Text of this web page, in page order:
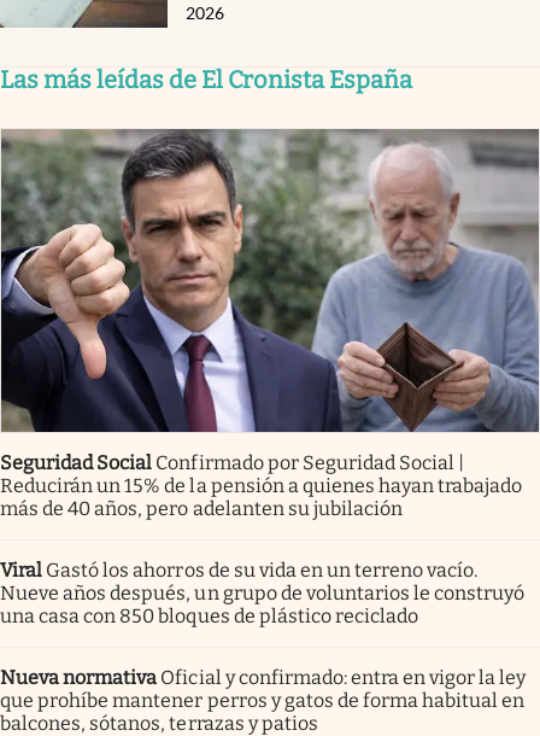
2026
Las más leídas de El Cronista España
Seguridad Social Confirmado por Seguridad Social |
Reducirán un 15% de la pensión a quienes hayan trabajado
más de 40 años, pero adelanten su jubilación
Viral Gastó los ahorros de su vida en un terreno vacío.
Nueve años después, un grupo de voluntarios le construyó
una casa con 850 bloques de plástico reciclado
Nueva normativa Oficial y confirmado: entra en vigor la ley
que prohíbe mantener perros y gatos de forma habitual en
balcones, sótanos, terrazas y patios